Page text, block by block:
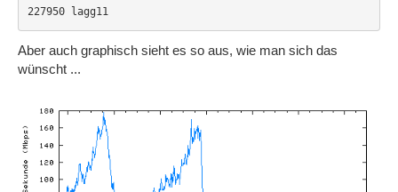
227950 lagg11
Aber auch graphisch sieht es so aus, wie man sich das
wünscht ...